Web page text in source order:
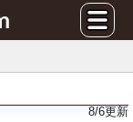
8/6更新